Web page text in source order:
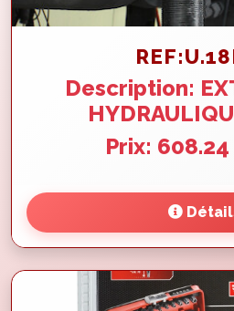
Description:
Prix: